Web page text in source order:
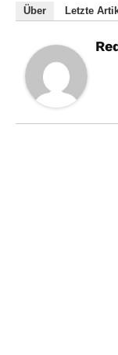
Über Letzte